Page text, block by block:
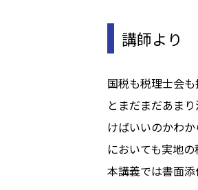
講師より
国税も税理士会
とまだまだあま
けばいいのかわ
においても実地
本講義では書面